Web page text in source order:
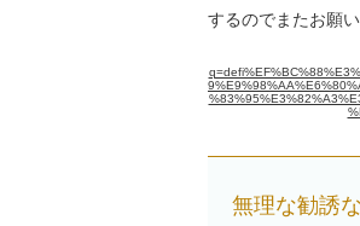
するのでまたお願
無理な勧誘